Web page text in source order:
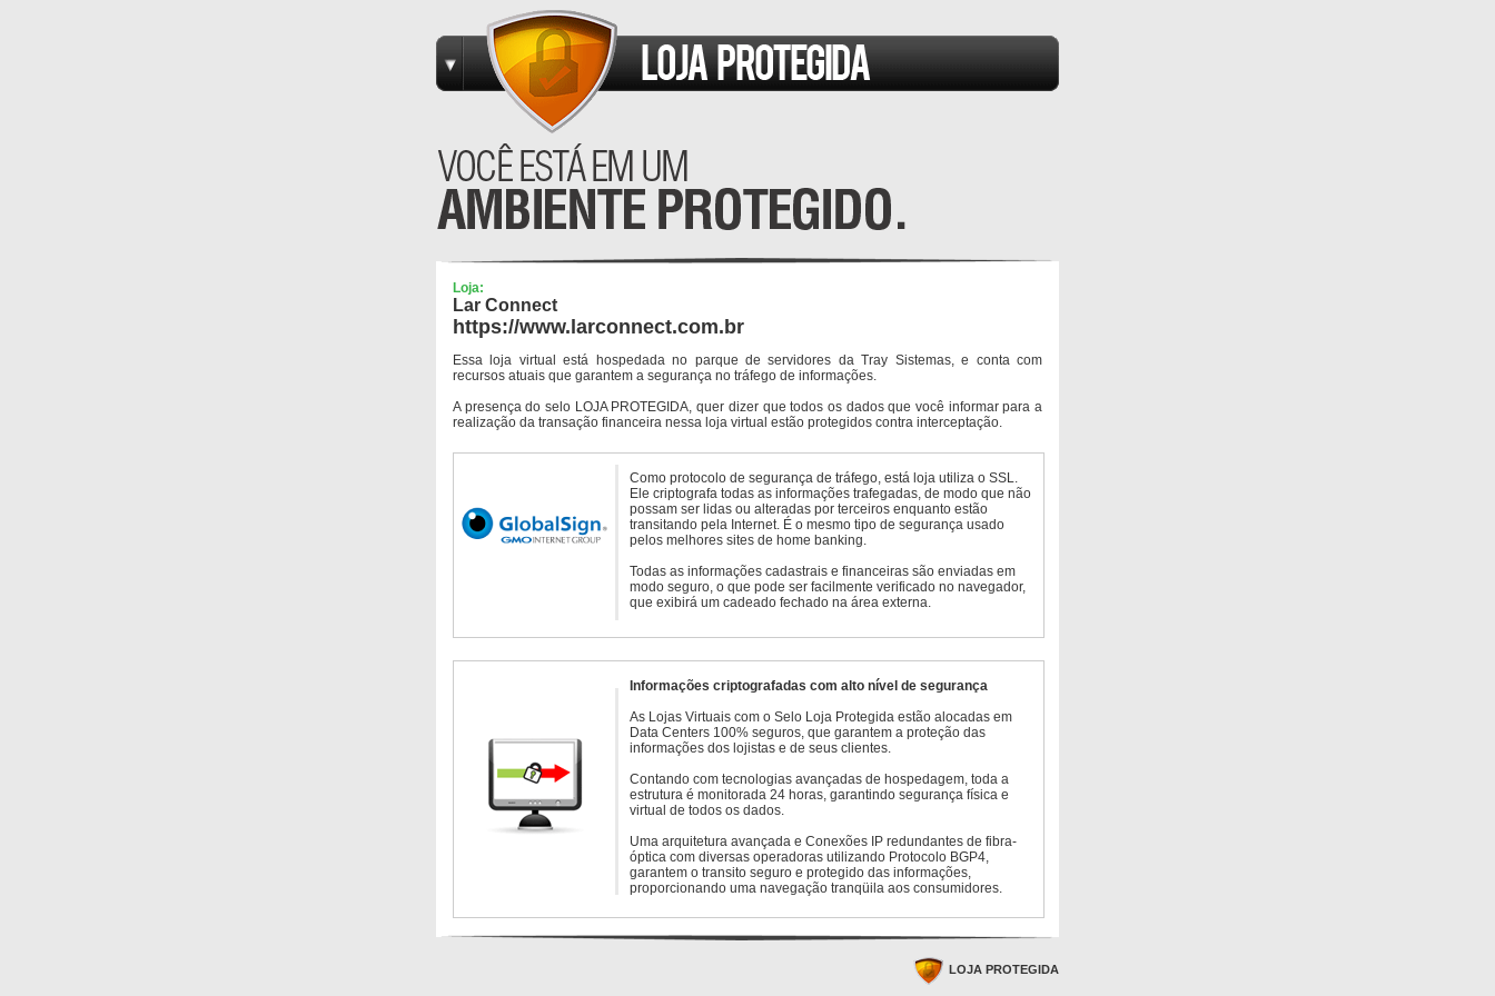
Loja:
Lar Connect
https://www.larconnect.com.br
Essa loja virtual está hospedada no parque de servidores da Tray Sistemas, e conta com
recursos atuais que garantem a segurança no tráfego de informações.
A presença do selo LOJA PROTEGIDA, quer dizer que todos os dados que você informar para a
realização da transação financeira nessa loja virtual estão protegidos contra interceptação.
Como protocolo de segurança de tráfego, está loja utiliza o SSL.
Ele criptografa todas as informações trafegadas, de modo que não
possam ser lidas ou alteradas por terceiros enquanto estão
transitando pela Internet. É o mesmo tipo de segurança usado
pelos melhores sites de home banking.
Todas as informações cadastrais e financeiras são enviadas em
modo seguro, o que pode ser facilmente verificado no navegador,
que exibirá um cadeado fechado na área externa.
Informações criptografadas com alto nível de segurança
As Lojas Virtuais com o Selo Loja Protegida estão alocadas em
Data Centers 100% seguros, que garantem a proteção das
informações dos lojistas e de seus clientes.
Contando com tecnologias avançadas de hospedagem, toda a
estrutura é monitorada 24 horas, garantindo segurança física e
virtual de todos os dados.
Uma arquitetura avançada e Conexões IP redundantes de fibra-
óptica com diversas operadoras utilizando Protocolo BGP4,
garantem o transito seguro e protegido das informações,
proporcionando uma navegação tranqüila aos consumidores.
LOJA PROTEGIDA